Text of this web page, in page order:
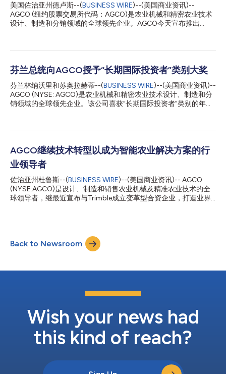
美国佐治亚州德卢斯--(BUSINESS WIRE)--(美国商业资讯)--
AGCO (纽约股票交易所代码：AGCO)是农业机械和精密农业技术
设计、制造和分销领域的全球领先企业。AGCO今天宣布推出
先战略的一个重要里程碑，并巩固了AGCO帮助全球农户提高盈利
变了销售和服务，使经销商更接近农户，无论是现场还是在线。从
品所有权生命周期中的数字和物理元素，以创建领先的农场产品。
AGCO董事长、总裁兼首席执行官Eric Hansotia表示:“AGCO的战
略仍然是将农户置于我们一切工作的中心。FarmerCore计划进一
工具、服务卡车、本地零件供应以及与AGCO全球经销商网络的更
芬兰总统向AGCO授予“长期国际投资者”类别大奖
芬兰林纳沃里和苏奥拉赫蒂--(BUSINESS WIRE)--(美国商业资讯)--
AGCO (NYSE: AGCO)是农业机械和精密农业技术设计、制造和分
销领域的全球领先企业。该公司喜获“长期国际投资者”类别的年
Eric Hansotia表示：“AGCO在芬兰的增长堪称一个成功的故事，
兰以农民为中心的工作。我们在这个国家对员工、工厂和产品的持
续投资，让全球每个角落的农民感同身受，他们以可持续的方式帮
助养活了世界。” AGCO在芬兰拥有2200多名员工。自2004年从
Kone Corporation收购了Valtra和Sisu柴油发动机业务以来，
AGCO在芬兰西部林纳沃里(Linnavuori)和芬兰中部苏奥拉赫蒂
(Suolahti)的主要工厂以及AGCO Suomi当地的芬兰直销机构不断
投资于研发、设施和人员。仅在过去五年中，AGCO芬兰工厂的资
AGCO继续技术转型以成为智能农业解决方案的行
业领导者
佐治亚州杜鲁斯--(BUSINESS WIRE)--(美国商业资讯)-- AGCO
(NYSE:AGCO)是设计、制造和销售农业机械及精准农业技术的全
球领导者，继最近宣布与Trimble成立变革型合资企业，打造业界
史上最大的合资企业，也是有史以来最大的农业技术交易，而且我
们不会放慢脚步。除了到2030年为作物周期的每个阶段提供全系
列自主解决方案外，我们还将继续通过收购和早期科技投资实现转
能农业解决方案。” 收购FarmFacts GmbH的数字资产以加强数据
GmbH数字资产的协议。FarmFacts GmbH是农场管理信息软件
(FMIS)领域的领先企业，位于德国普法尔基兴，是BayWa AG集团
Back to Newsroom
Wish your news had
this kind of reach?